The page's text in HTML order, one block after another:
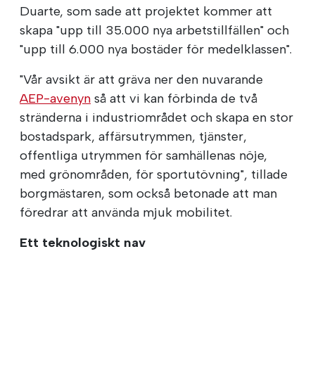
Duarte, som sade att projektet kommer att
skapa "upp till 35.000 nya arbetstillfällen" och
"upp till 6.000 nya bostäder för medelklassen".
"Vår avsikt är att gräva ner den nuvarande
AEP-avenyn så att vi kan förbinda de två
stränderna i industriområdet och skapa en stor
bostadspark, affärsutrymmen, tjänster,
offentliga utrymmen för samhällenas nöje,
med grönområden, för sportutövning", tillade
borgmästaren, som också betonade att man
föredrar att använda mjuk mobilitet.
Ett teknologiskt nav